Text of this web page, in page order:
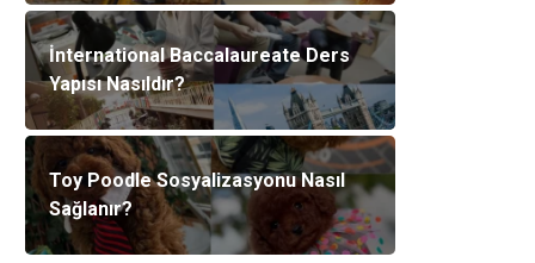
İnternational Baccalaureate Ders
Yapısı Nasıldır?
Toy Poodle Sosyalizasyonu Nasıl
Sağlanır?